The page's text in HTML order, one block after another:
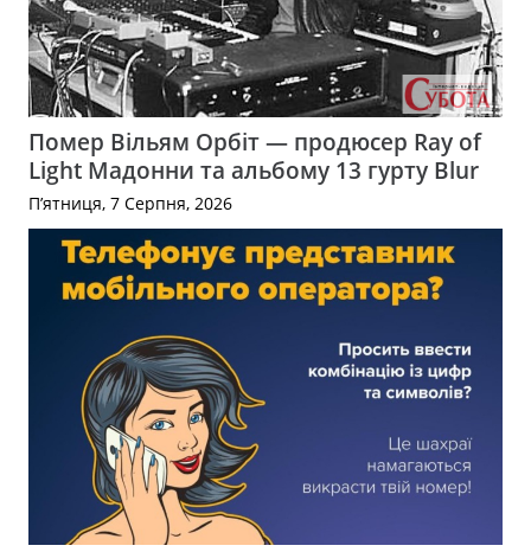
Помер Вільям Орбіт — продюсер Ray of
Light Мадонни та альбому 13 гурту Blur
П’ятниця, 7 Серпня, 2026